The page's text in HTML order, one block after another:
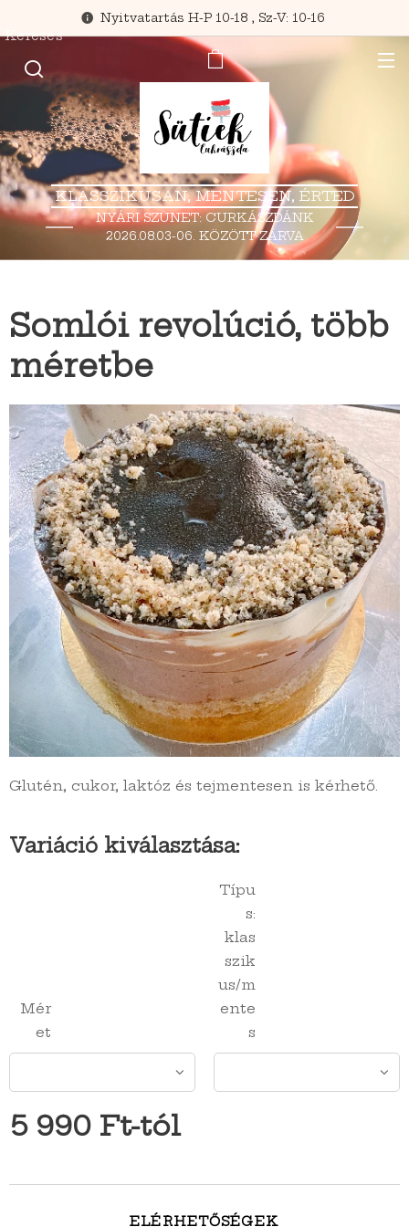
Nyitvatartás H-P 10-18 , Sz-V: 10-16
KLASSZIKUSAN, MENTESEN, ÉRTED
NYÁRI SZÜNET: CURKÁSZDÁNK
2026.08.03-06. KÖZÖTT ZÁRVA
Keresés
Somlói revolúció, több
méretbe
Glutén, cukor, laktóz és tejmentesen is kérhető.
Variáció kiválasztása:
Mér
et
Típu
s:
klas
szik
us/m
ente
s
5 990 Ft-tól
ELÉRHETŐSÉGEK